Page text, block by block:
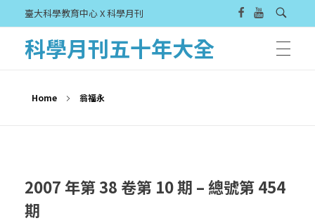
臺大科學教育中心 X 科學月刊
科學月刊五十年大全
Home 翁福永
2007 年第 38 卷第 10 期 – 總號第 454
期